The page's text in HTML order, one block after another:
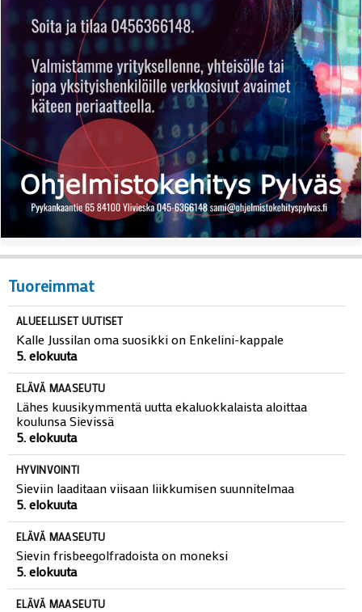
Tuoreimmat
ALUEELLISET UUTISET
Kalle Jussilan oma suosikki on Enkelini-kappale
5. elokuuta
ELÄVÄ MAASEUTU
Lähes kuusikymmentä uutta ekaluokkalaista aloittaa
koulunsa Sievissä
5. elokuuta
HYVINVOINTI
Sieviin laaditaan viisaan liikkumisen suunnitelmaa
5. elokuuta
ELÄVÄ MAASEUTU
Sievin frisbeegolfradoista on moneksi
5. elokuuta
ELÄVÄ MAASEUTU